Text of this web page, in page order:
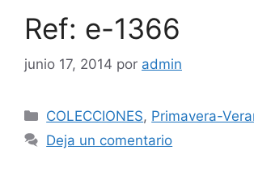
Ref: e-1366
junio 17, 2014 por admin
COLECCIONES, Primavera-
Deja un comentario